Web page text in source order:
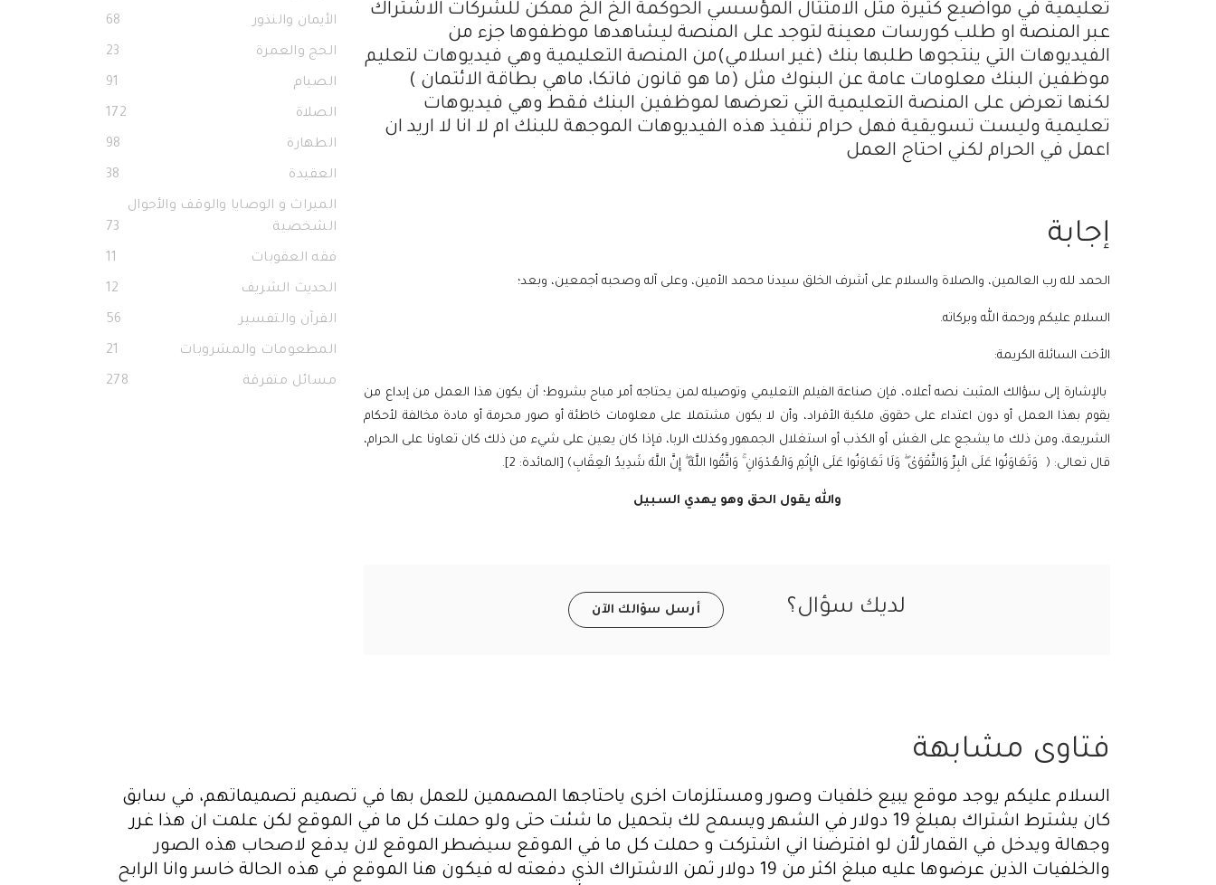
تعليمية في مواضيع كثيرة مثل الامتثال المؤسسي الحوكمة الخ الخ ممكن للشركات الاشتراك
عبر المنصة او طلب كورسات معينة لتوجد على المنصة ليشاهدها موظفوها جزء من
الفيديوهات التي ينتجوها طلبها بنك (غير اسلامي)من المنصة التعليمية وهي فيديوهات لتعليم
موظفين البنك معلومات عامة عن البنوك مثل (ما هو قانون فاتكا، ماهي بطاقة الائتمان )
لكنها تعرض على المنصة التعليمية التي تعرضها لموظفين البنك فقط وهي فيديوهات
تعليمية وليست تسويقية فهل حرام تنفيذ هذه الفيديوهات الموجهة للبنك ام لا انا لا اريد ان
اعمل في الحرام لكني احتاج العمل
إجابة
الحمد لله رب العالمين، والصلاة والسلام على أشرف الخلق سيدنا محمد الأمين، وعلى آله وصحبه أجمعين، وبعد؛
السلام عليكم ورحمة الله وبركاته.
الأخت السائلة الكريمة:
بالإشارة إلى سؤالك المثبت نصه أعلاه، فإن صناعة الفيلم التعليمي وتوصيله لمن يحتاجه أمر مباح بشروط؛ أن يكون هذا العمل من إبداع من
يقوم بهذا العمل أو دون اعتداء على حقوق ملكية الأفراد، وأن لا يكون مشتملا على معلومات خاطئة أو صور محرمة أو مادة مخالفة لأحكام
الشريعة، ومن ذلك ما يشجع على الغش أو الكذب أو استغلال الجمهور وكذلك الربا، فإذا كان يعين على شيء من ذلك كان تعاونا على الحرام،
قال تعالى: ﴿ وَتَعَاوَنُوا عَلَى الْبِرِّ وَالتَّقْوَىٰ ۖ وَلَا تَعَاوَنُوا عَلَى الْإِثْمِ وَالْعُدْوَانِ ۚ وَاتَّقُوا اللَّهَ ۖ إِنَّ اللَّهَ شَدِيدُ الْعِقَابِ﴾ [المائدة: 2].
والله يقول الحق وهو يهدي السبيل
لديك سؤال؟ أرسل سؤالك الآن
الأيمان والنذور 68
الحج والعمرة 23
الصيام 91
الصلاة 172
الطهارة 98
العقيدة 38
الميراث و الوصايا والوقف والأحوال
الشخصية
73
فقه العقوبات 11
الحديث الشريف 12
القرآن والتفسير 56
المطعومات والمشروبات 21
مسائل متفرقة 278
فتاوى مشابهة
السلام عليكم يوجد موقع يبيع خلفيات وصور ومستلزمات اخرى ياحتاجها المصممين للعمل بها في تصميم تصميماتهم، في سابق
كان يشترط اشتراك بمبلغ 19 دولار في الشهر ويسمح لك بتحميل ما شئت حتى ولو حملت كل ما في الموقع لكن علمت ان هذا غرر
وجهالة ويدخل في القمار لأن لو افترضنا اني اشتركت و حملت كل ما في الموقع سيضطر الموقع لان يدفع لاصحاب هذه الصور
والخلفيات الذين عرضوها عليه مبلغ اكثر من 19 دولار ثمن الاشتراك الذي دفعته له فيكون هنا الموقع في هذه الحالة خاسر وانا الرابح